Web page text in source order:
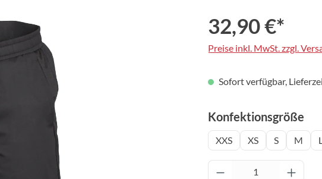
32,90 €*
Preise inkl. MwSt. zzgl.
Sofort verfügbar,
Konfektionsgröße
XXS XS S M L
Produkt Anzahl: